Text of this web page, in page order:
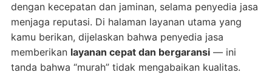
dengan kecepatan dan jaminan, selama penyedia jasa
menjaga reputasi. Di halaman layanan utama yang
kamu berikan, dijelaskan bahwa penyedia jasa
memberikan layanan cepat dan bergaransi— ini
tanda bahwa “murah” tidak mengabaikan kualitas.